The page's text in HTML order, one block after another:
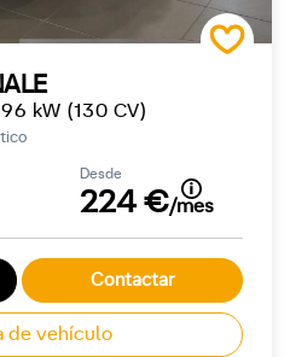
kW (130 CV)
Desde
224 €/mes
Contactar
de vehículo